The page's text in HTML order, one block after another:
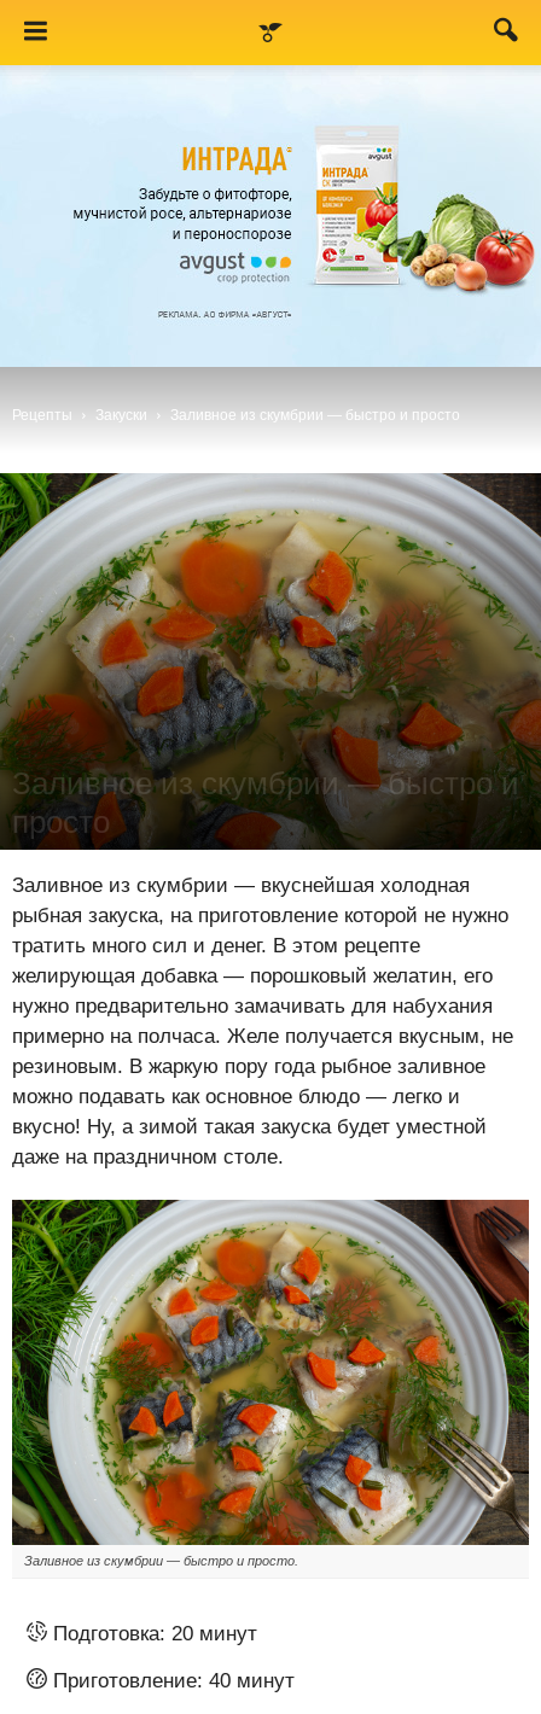
Рецепты Закуски Заливное из скумбрии — быстро и просто
Заливное из скумбрии — быстро и
просто
Заливное из скумбрии — вкуснейшая холодная
рыбная закуска, на приготовление которой не нужно
тратить много сил и денег. В этом рецепте
желирующая добавка — порошковый желатин, его
нужно предварительно замачивать для набухания
примерно на полчаса. Желе получается вкусным, не
резиновым. В жаркую пору года рыбное заливное
можно подавать как основное блюдо — легко и
вкусно! Ну, а зимой такая закуска будет уместной
даже на праздничном столе.
Заливное из скумбрии — быстро и просто.
Подготовка: 20 минут
Приготовление: 40 минут